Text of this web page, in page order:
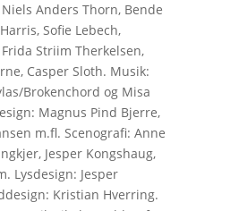
Anders Thorn, Bende
Sofie Lebech,
Striim Therkelsen,
Casper Sloth. Musik:
Brokenchord og Misa
Magnus Pind Bjerre,
m.fl. Scenografi: Anne
Jesper Kongshaug,
Lysdesign: Jesper
Kristian Hverring.